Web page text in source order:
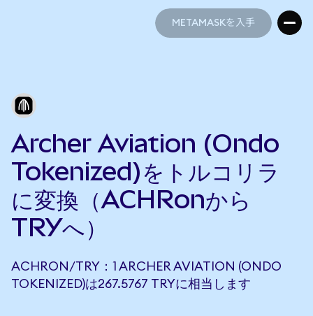
METAMASKを入手
Archer Aviation (Ondo
Tokenized)をトルコリラ
に変換（ACHRonから
TRYへ）
ACHRON/TRY：1 ARCHER AVIATION (ONDO
TOKENIZED)は267.5767 TRYに相当します